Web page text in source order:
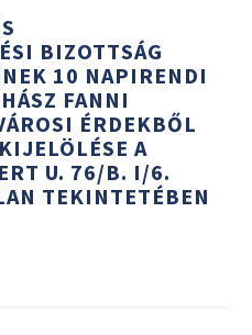
BIZOTTSÁG
10 NAPIRENDI
FANNI
ÉRDEKBŐL
A
U. 76/B. I/6.
TEKINTETÉBEN